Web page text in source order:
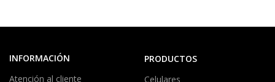
INFORMACIÓN
Atención al cliente
PRODUCTOS
Celulares